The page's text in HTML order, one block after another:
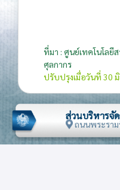
71 อัญมณี ไข่มุก เ
73 ของทำด้วยเหล็
76 อะลูมิเนียมแล
82 เครื่องมือ เค
โลหะสามัญ
90 เครื่องมือและ
ที่มา : ศูนย์เทคโนโลยี
ศุลกากร
ปรับปรุงเมื่อวันที่ 30 มิ
ส่วนบริหารจั
ถนนพระรา